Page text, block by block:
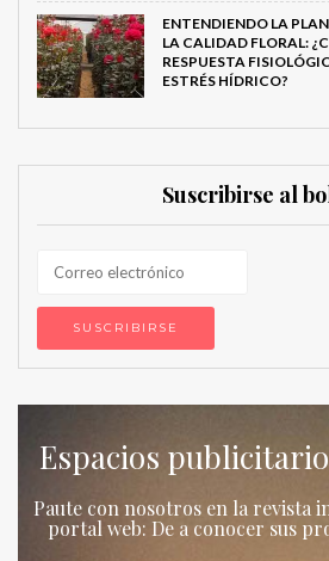
ENTENDIENDO LA
LA CALIDAD FLORAL:
RESPUESTA
ESTRÉS HÍDRICO?
Suscribirse al
Espacios
Paute con nosotros en la revista
portal web: De a conocer sus